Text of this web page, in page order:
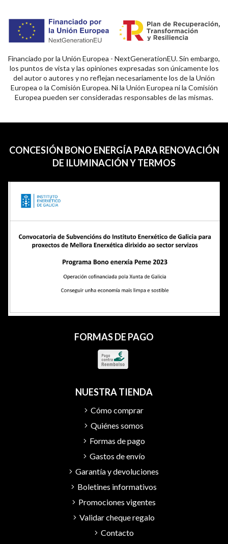
Financiado por la Unión Europea - NextGenerationEU. Sin embargo,
los puntos de vista y las opiniones expresadas son únicamente los
del autor o autores y no reflejan necesariamente los de la Unión
Europea o la Comisión Europea. Ni la Unión Europea ni la Comisión
Europea pueden ser consideradas responsables de las mismas.
CONCESIÓN BONO ENERGÍA PARA RENOVACIÓN
DE ILUMINACIÓN Y TERMOS
FORMAS DE PAGO
NUESTRA TIENDA
Cómo comprar
Quiénes somos
Formas de pago
Gastos de envío
Garantía y devoluciones
Boletines informativos
Promociones vigentes
Validar cheque regalo
Contacto